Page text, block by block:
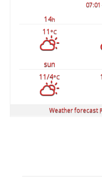
07:01
14h
11 °C
sun
11/4°C
Weather forecast